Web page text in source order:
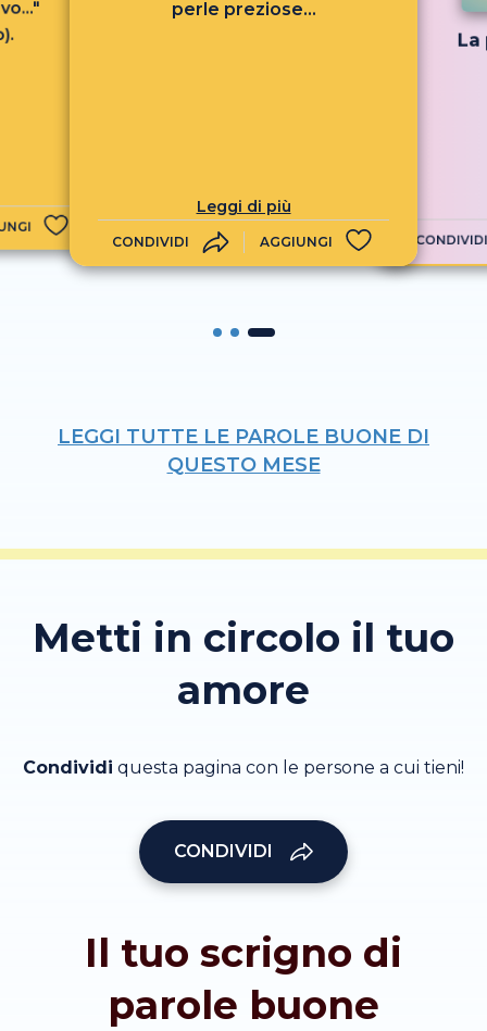
perle preziose...
Leggi di più
CONDIVIDI AGGIUNGI
La
CONDIVIDI
LEGGI TUTTE LE PAROLE BUONE DI
QUESTO MESE
Metti in circolo il tuo
amore
Condividi questa pagina con le persone a cui tieni!
CONDIVIDI
Il tuo scrigno di
parole buone